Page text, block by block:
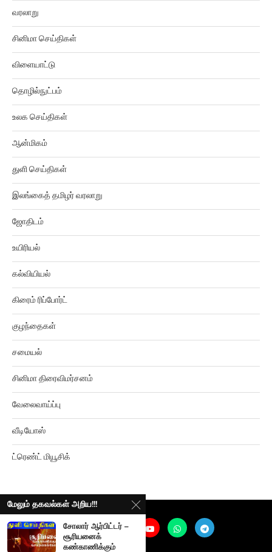
வரலாறு
சினிமா செய்திகள்
விளையாட்டு
தொழில்நுட்பம்
உலக செய்திகள்
ஆன்மிகம்
துளி செய்திகள்
இலங்கைத் தமிழர் வரலாறு
ஜோதிடம்
உயிரியல்
கல்வியியல்
கிரைம் ரிப்போர்ட்
குழந்தைகள்
சமையல்
சினிமா திரைவிமர்சனம்
வேலைவாய்ப்பு
வீடியோஸ்
ட்ரெண்ட் மியூசிக்
மேலும் தகவல்கள் அறிய!!!
சோலார் ஆர்பிட்டர் –
சூரியனைக்
கண்காணிக்கும்